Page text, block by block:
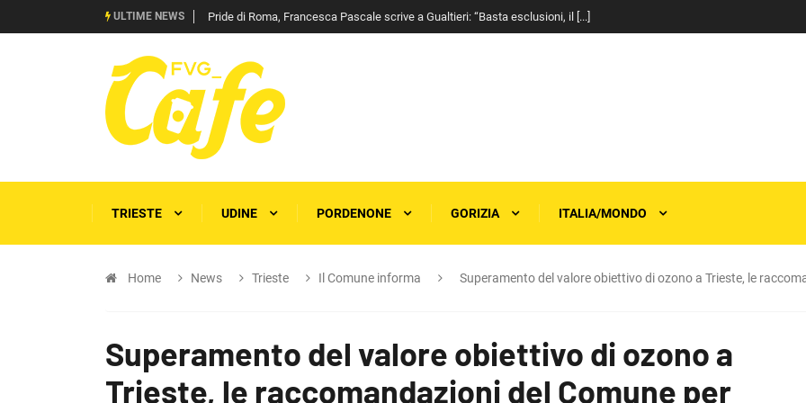
ULTIME NEWS Pride di Roma, Francesca Pascale scrive a Gualtieri: “Basta esclusioni, il [...]
TRIESTE UDINE PORDENONE GORIZIA ITALIA/MONDO
Home News Trieste Il Comune informa Superamento del valore obiettivo di ozono a Trieste, le
Superamento del valore obiettivo di ozono a
Trieste, le raccomandazioni del Comune per